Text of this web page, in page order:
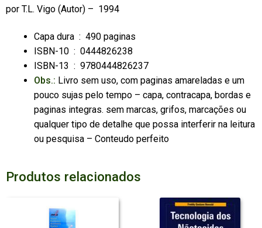
por T.L. Vigo (Autor) – 1994
Capa dura ‏ : ‎ 490 paginas
ISBN-10 ‏ : ‎ 0444826238
ISBN-13 ‏ : ‎ 9780444826237
Obs.: Livro sem uso, com paginas amareladas e um
pouco sujas pelo tempo – capa, contracapa, bordas e
paginas integras. sem marcas, grifos, marcações ou
qualquer tipo de detalhe que possa interferir na leitura
ou pesquisa – Conteudo perfeito
Produtos relacionados